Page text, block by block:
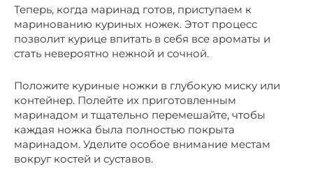
Теперь, когда маринад готов, приступаем к
маринованию куриных ножек. Этот процесс
позволит курице впитать в себя все ароматы и
стать невероятно нежной и сочной.
Положите куриные ножки в глубокую миску или
контейнер. Полейте их приготовленным
маринадом и тщательно перемешайте, чтобы
каждая ножка была полностью покрыта
маринадом. Уделите особое внимание местам
вокруг костей и суставов.